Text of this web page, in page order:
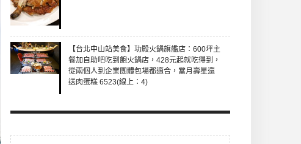
【台北中山站美食】功殿火鍋旗艦店：600坪主
餐加自助吧吃到飽火鍋店，428元起就吃得到，
從兩個人到企業團體包場都適合，當月壽星還
送肉蛋糕 6523(線上：4)